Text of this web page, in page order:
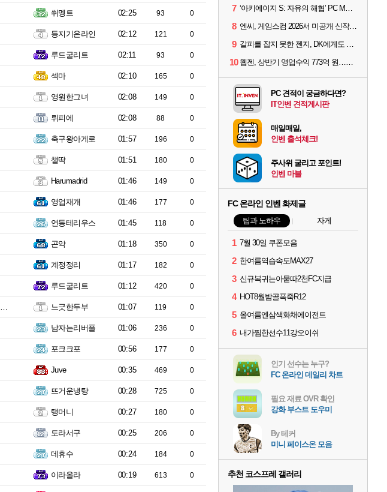
쒸멩트 02:25 93 0
등지기온라인 02:12 121 0
루드굴리트 02:11 93 0
섹마 02:10 165 0
영원한그녀 02:08 149 0
뤼피에 02:08 88 0
축구왕아게로 01:57 196 0
챌딱 01:51 180 0
Harumadrid 01:46 149 0
영업재개 01:46 177 0
연동테리우스 01:45 118 0
곤약 01:18 350 0
계정정리 01:17 182 0
루드굴리트 01:12 420 0
느긋한두부 01:07 119 0
남자는리버풀 01:06 236 0
포크크포 00:56 177 0
Juve 00:35 469 0
뜨거운냉탕 00:28 725 0
탱머니 00:27 180 0
도라서구 00:25 206 0
데휴수 00:24 184 0
이라올라 00:19 613 0
7 ‘아키에이지 S: 자유의 해협’ PC MMORPG로 개발한다
8 엔씨, 게임스컴 2026서 미공개 신작 최초 공개
9 갈피를 잡지 못한 젠지, DK에게도 0:2 패배
10 웹젠, 상반기 영업수익 773억 원…순이익 89% 증가
PC 견적이 궁금하다면?
IT인벤 견적게시판
매일매일,
인벤 출석체크!
주사위 굴리고 포인트!
인벤 마블
FC 온라인 인벤 화제글
팁과 노하우 자게
1 7월 30일 쿠폰모음
2 한여름역습속도MAX27
3 신규복귀는아묻따2천FC지급
4 HOT8월밤골폭죽R12
5 올여름엔삼색화채에이전트
6 내가찜한선수11강오이쉬
인기 선수는 누구?
FC 온라인 데일리 차트
필요 재료 OVR 확인
강화 부스트 도우미
By 테커
미니 페이스온 모음
추천 코스프레 갤러리